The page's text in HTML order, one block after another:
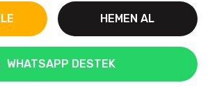
HEMEN AL
WHATSAPP DESTEK